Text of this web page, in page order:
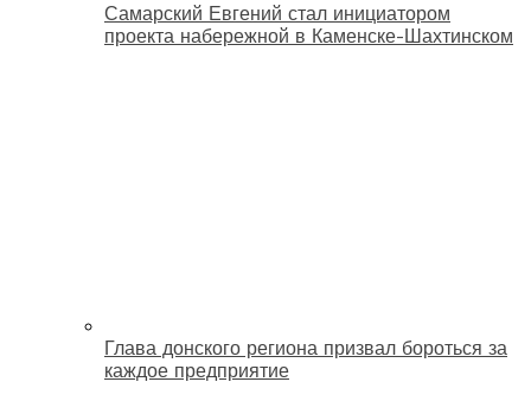
Самарский Евгений стал инициатором
проекта набережной в Каменске-Шахтинском
Глава донского региона призвал бороться за
каждое предприятие